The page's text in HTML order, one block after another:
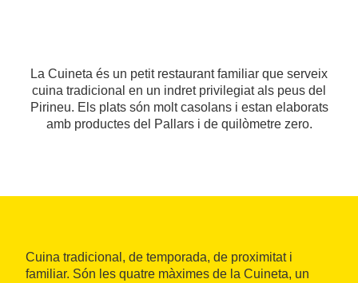
La Cuineta és un petit restaurant familiar que serveix
cuina tradicional en un indret privilegiat als peus del
Pirineu. Els plats són molt casolans i estan elaborats
amb productes del Pallars i de quilòmetre zero.
Cuina tradicional, de temporada, de proximitat i
familiar. Són les quatre màximes de la Cuineta, un